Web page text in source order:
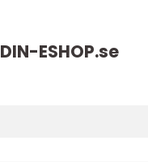
DIN-ESHOP.se